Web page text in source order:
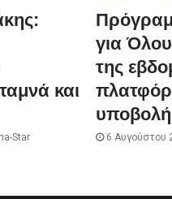
και
Star
για
της
6 Αυγούστου